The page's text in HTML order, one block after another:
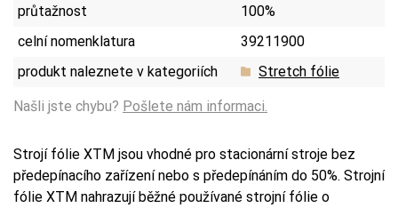
průtažnost
100%
celní nomenklatura
39211900
produkt naleznete v kategoriích
Stretch fólie
Našli jste chybu? Pošlete nám informaci.
Strojí fólie XTM jsou vhodné pro stacionární stroje bez
předepínacího zařízení nebo s předepínáním do 50%. Strojní
fólie XTM nahrazují běžné používané strojní fólie o